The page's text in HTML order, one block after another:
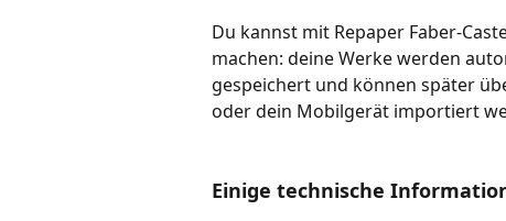
Du kannst mit Repaper Faber-
machen: deine Werke werden
gespeichert und können später
oder dein Mobilgerät importiert
Einige technische